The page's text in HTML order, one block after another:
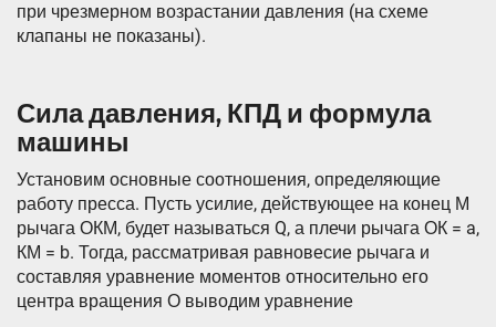
при чрезмерном возрастании давления (на схеме
клапаны не показаны).
Сила давления, КПД и формула
машины
Установим основные соотношения, определяющие
работу пресса. Пусть усилие, действующее на конец М
рычага ОКМ, будет называться Q, а плечи рычага ОК = a,
КМ = b. Тогда, рассматривая равновесие рычага и
составляя уравнение моментов относительно его
центра вращения О выводим уравнение